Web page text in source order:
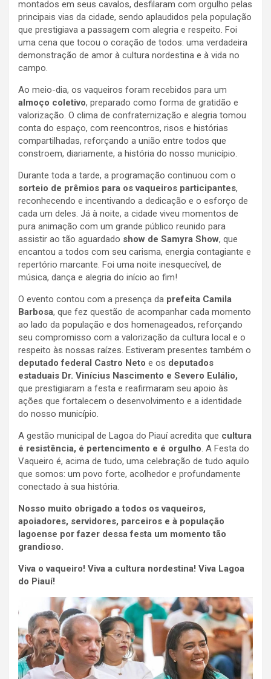
montados em seus cavalos, desfilaram com orgulho pelas
principais vias da cidade, sendo aplaudidos pela população
que prestigiava a passagem com alegria e respeito. Foi
uma cena que tocou o coração de todos: uma verdadeira
demonstração de amor à cultura nordestina e à vida no
campo.
Ao meio-dia, os vaqueiros foram recebidos para um
almoço coletivo, preparado como forma de gratidão e
valorização. O clima de confraternização e alegria tomou
conta do espaço, com reencontros, risos e histórias
compartilhadas, reforçando a união entre todos que
constroem, diariamente, a história do nosso município.
Durante toda a tarde, a programação continuou com o
sorteio de prêmios para os vaqueiros participantes,
reconhecendo e incentivando a dedicação e o esforço de
cada um deles. Já à noite, a cidade viveu momentos de
pura animação com um grande público reunido para
assistir ao tão aguardado show de Samyra Show, que
encantou a todos com seu carisma, energia contagiante e
repertório marcante. Foi uma noite inesquecível, de
música, dança e alegria do início ao fim!
O evento contou com a presença da prefeita Camila
Barbosa, que fez questão de acompanhar cada momento
ao lado da população e dos homenageados, reforçando
seu compromisso com a valorização da cultura local e o
respeito às nossas raízes. Estiveram presentes também o
deputado federal Castro Neto e os deputados
estaduais Dr. Vinícius Nascimento e Severo Eulálio,
que prestigiaram a festa e reafirmaram seu apoio às
ações que fortalecem o desenvolvimento e a identidade
do nosso município.
A gestão municipal de Lagoa do Piauí acredita que cultura
é resistência, é pertencimento e é orgulho. A Festa do
Vaqueiro é, acima de tudo, uma celebração de tudo aquilo
que somos: um povo forte, acolhedor e profundamente
conectado à sua história.
Nosso muito obrigado a todos os vaqueiros,
apoiadores, servidores, parceiros e à população
lagoense por fazer dessa festa um momento tão
grandioso.
Viva o vaqueiro! Viva a cultura nordestina! Viva Lagoa
do Piauí!